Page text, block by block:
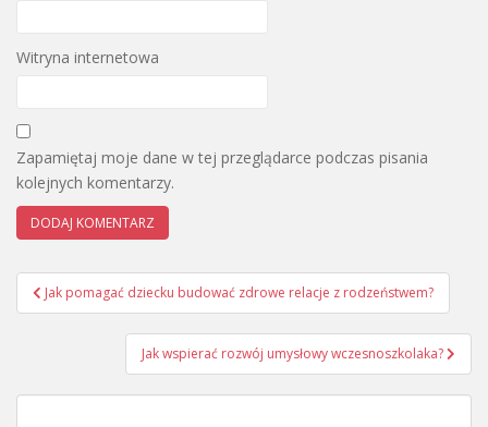
Witryna internetowa
Zapamiętaj moje dane w tej przeglądarce podczas pisania
kolejnych komentarzy.
Nawigacja
wpisu
Jak pomagać dziecku budować zdrowe relacje z rodzeństwem?
Jak wspierać rozwój umysłowy wczesnoszkolaka?